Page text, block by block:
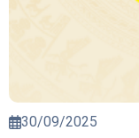
30/09/2025